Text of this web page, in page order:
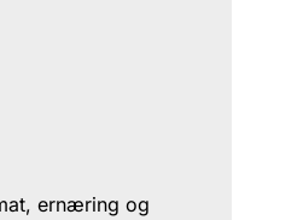
ernæring og